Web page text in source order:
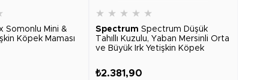
Somonlu Mini &
Köpek Maması
★ ★ ★ ★ ★
Spectrum Spectrum Düşük
Tahıllı Kuzulu, Yaban Mersinli Orta
ve Büyük Irk Yetişkin Köpek
₺2.381,90